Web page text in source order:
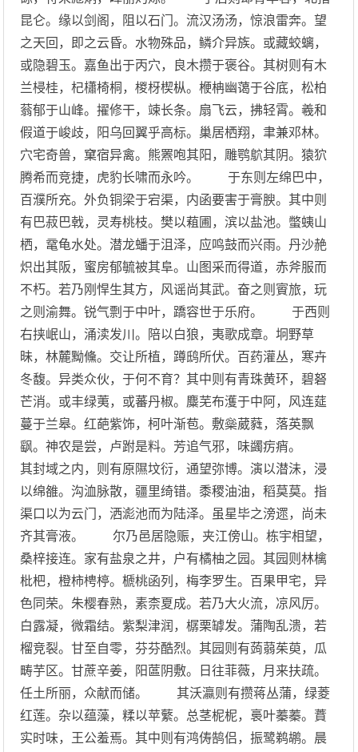
昆仑。缘以剑阁，阻以石门。流汉汤汤，惊浪雷奔。望
之天回，即之云昏。水物殊品，鳞介异族。或藏蛟螭，
或隐碧玉。嘉鱼出于丙穴，良木攒于褒谷。其树则有木
兰梫桂，杞櫹椅桐，椶枒楔枞。楩柟幽蔼于谷底，松柏
蓊郁于山峰。擢修干，竦长条。扇飞云，拂轻霄。羲和
假道于峻歧，阳乌回翼乎高标。巢居栖翔，聿兼邓林。
穴宅奇兽，窠宿异禽。熊罴咆其阳，雕鹗鴥其阴。猿狖
腾希而竞捷，虎豹长啸而永吟。 于东则左绵巴中，
百濮所充。外负铜梁于宕渠，内函要害于膏腴。其中则
有巴菽巴戟，灵寿桃枝。樊以蒩圃，滨以盐池。蟞蛦山
栖，鼋龟水处。潜龙蟠于沮泽，应鸣鼓而兴雨。丹沙赩
炽出其阪，蜜房郁毓被其阜。山图采而得道，赤斧服而
不朽。若乃刚悍生其方，风谣尚其武。奋之则賨旅，玩
之则渝舞。锐气剽于中叶，蹻容世于乐府。 于西则
右挟岷山，涌渎发川。陪以白狼，夷歌成章。坰野草
昧，林麓黝儵。交让所植，蹲鸱所伏。百药灌丛，寒卉
冬馥。异类众伙，于何不育？其中则有青珠黄环，碧砮
芒消。或丰绿荑，或蕃丹椒。麋芜布濩于中阿，风连莚
蔓于兰皋。红葩紫饰，柯叶渐苞。敷橤葳蕤，落英飘
飖。神农是尝，卢跗是料。芳追气邪，味蠲疠痟。
其封域之内，则有原隰坟衍，通望弥博。演以潜沬，浸
以绵雒。沟洫脉散，疆里绮错。黍稷油油，稻莫莫。指
渠口以为云门，洒滮池而为陆泽。虽星毕之滂遝，尚未
齐其膏液。 尔乃邑居隐赈，夹江傍山。栋宇相望，
桑梓接连。家有盐泉之井，户有橘柚之园。其园则林檎
枇杷，橙柿梬楟。榹桃函列，梅李罗生。百果甲宅，异
色同荣。朱樱春熟，素柰夏成。若乃大火流，凉风厉。
白露凝，微霜结。紫梨津润，樼栗罅发。蒲陶乱溃，若
榴竞裂。甘至自零，芬芬酷烈。其园则有蒟蒻茱萸，瓜
畴芋区。甘蔗辛姜，阳蓲阴敷。日往菲薇，月来扶疏。
任土所丽，众献而储。 其沃瀛则有攒蒋丛蒲，绿菱
红莲。杂以蕴藻，糅以苹蘩。总茎柅柅，裛叶蓁蓁。蕡
实时味，王公羞焉。其中则有鸿俦鹄侣，振鹭鹈鹕。晨